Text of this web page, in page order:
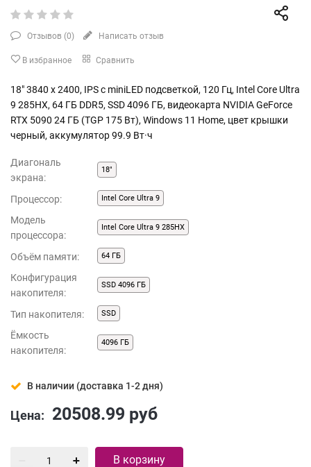
Отзывов (0) Написать отзыв
В избранное Сравнить
18" 3840 x 2400, IPS с miniLED подсветкой, 120 Гц, Intel Core Ultra
9 285HX, 64 ГБ DDR5, SSD 4096 ГБ, видеокарта NVIDIA GeForce
RTX 5090 24 ГБ (TGP 175 Вт), Windows 11 Home, цвет крышки
черный, аккумулятор 99.9 Вт·ч
Диагональ
экрана:
18"
Процессор: Intel Core Ultra 9
Модель
процессора:
Intel Core Ultra 9 285HX
Объём памяти: 64 ГБ
Конфигурация
накопителя:
SSD 4096 ГБ
Тип накопителя: SSD
Ёмкость
накопителя:
4096 ГБ
В наличии (доставка 1-2 дня)
Цена: 20508.99 руб
В корзину